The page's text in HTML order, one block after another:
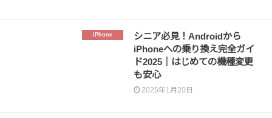
iPhone
シニア必見！Androidから
iPhoneへの乗り換え完全ガイ
ド2025｜はじめての機種変更
も安心
2025年1月20日